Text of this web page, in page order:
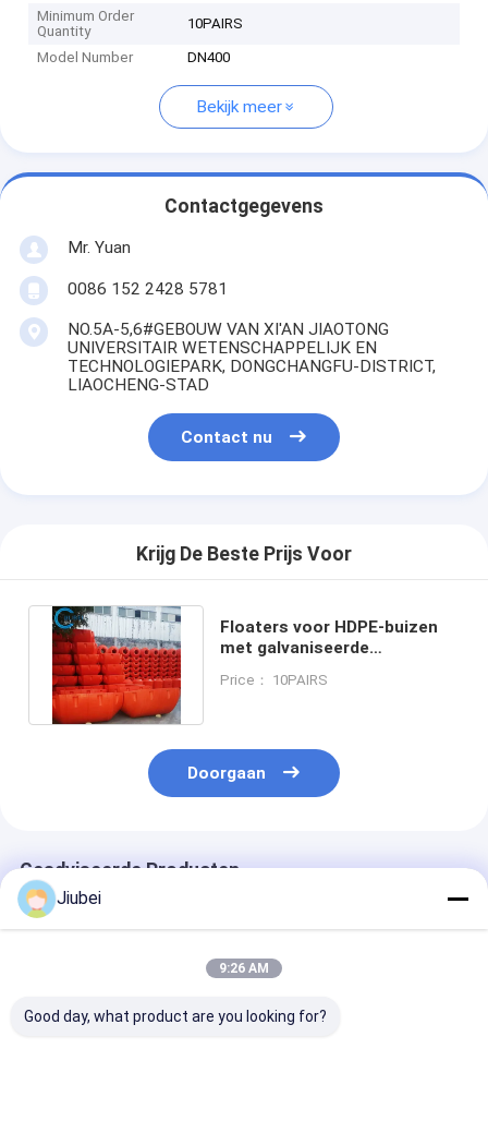
Minimum Order
Quantity
10PAIRS
Model Number DN400
Bekijk meer
Contactgegevens
Mr. Yuan
0086 152 2428 5781
NO.5A-5,6#GEBOUW VAN XI'AN JIAOTONG
UNIVERSITAIR WETENSCHAPPELIJK EN
TECHNOLOGIEPARK, DONGCHANGFU-DISTRICT,
LIAOCHENG-STAD
Contact nu
Krijg De Beste Prijs Voor
Floaters voor HDPE-buizen
met galvaniseerde
bestandheid
Price： 10PAIRS
Doorgaan
Geadviseerde Producten
Jiubei
9:26 AM
Good day, what product are you looking for?